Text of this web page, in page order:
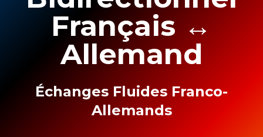
Français ↔️
Allemand
Échanges Fluides Franco-
Allemands